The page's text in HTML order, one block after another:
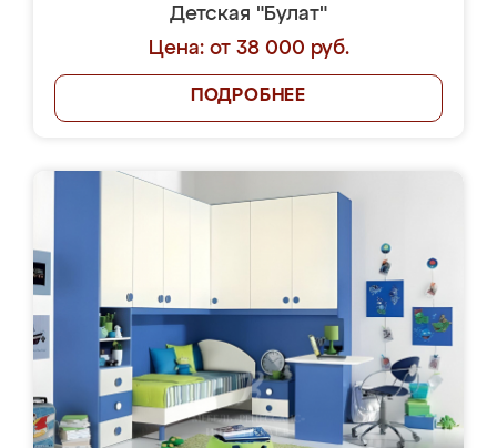
Детская "Булат"
Цена: от 38 000 руб.
ПОДРОБНЕЕ